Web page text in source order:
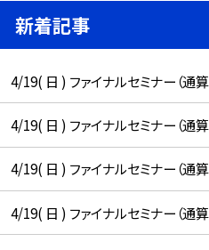
新着記事
4/19( 日 ) ファイナルセミナー（通算
4/19( 日 ) ファイナルセミナー（通算
4/19( 日 ) ファイナルセミナー（通算
4/19( 日 ) ファイナルセミナー（通算